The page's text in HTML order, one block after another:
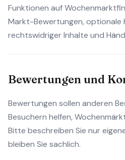
Funktionen auf
Markt-Bewertungen, optionale
rechtswidriger Inhalte und
Bewertungen und
Bewertungen sollen anderen
Besuchern helfen,
Bitte beschreiben Sie nur
bleiben Sie sachlich.